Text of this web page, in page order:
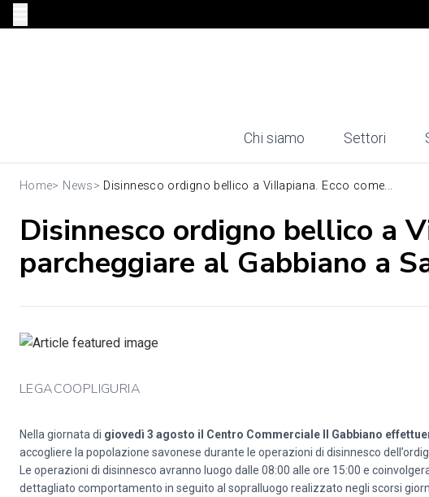
Chi siamo Settori
Home> News> Disinnesco ordigno bellico a Villapiana. Ecco come...
Disinnesco ordigno bellico a
parcheggiare al Gabbiano a
LEGACOOPLIGURIA
Nella giornata di giovedì 3 agosto il Centro Commerciale Il Gabbiano
accogliere la popolazione savonese durante le operazioni di disinnesco
Le operazioni di disinnesco avranno luogo dalle 08:00 alle ore 15:00 e
dettagliato comportamento in seguito al sopralluogo realizzato negli scorsi